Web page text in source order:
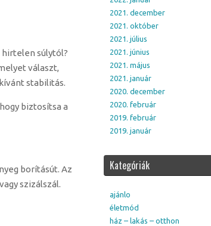
hirtelen súlytól?
választ,
stabilitás.
biztosítsa a
borításút. Az
szizálszál.
2021. december
2021. október
2021. július
2021. június
2021. május
2021. január
2020. december
2020. február
2019. február
2019. január
Kategóriák
ajánlo
életmód
ház – lakás – otthon